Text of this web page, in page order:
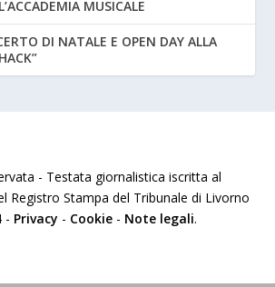
MUSICALE
DI NATALE E OPEN DAY ALLA
- Testata giornalistica iscritta al
Registro Stampa del Tribunale di Livorno
- Privacy - Cookie - Note legali.